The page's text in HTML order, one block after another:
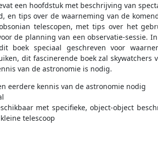
een hoofdstuk met beschrijving van
en tips over de waarneming van de
telescopen, met tips over het
de planning van een observatie-sessie.
boek speciaal geschreven voor
dit fascinerende boek zal skywatchers
van de astronomie is nodig.
eerdere kennis van de astronomie nodig
met specifieke, object-object
telescoop